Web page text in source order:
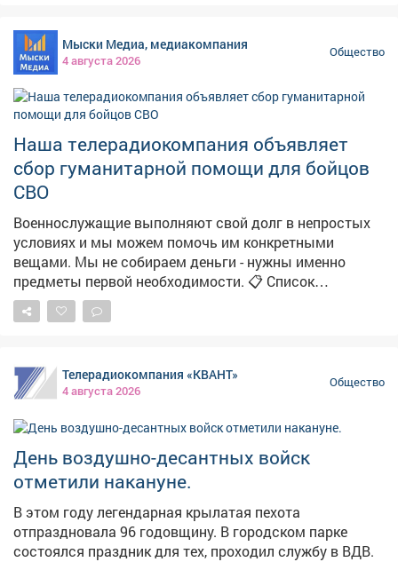
Павла Камбалина. Чему за время программы
научились её участники и что планируют делать
дальше в материале Анны Ушаковой.
Мыски Медиа, медиакомпания
4 августа 2026
Общество
Наша телерадиокомпания объявляет
сбор гуманитарной помощи для бойцов
СВО
Военнослужащие выполняют свой долг в непростых
условиях и мы можем помочь им конкретными
вещами. Мы не собираем деньги - нужны именно
предметы первой необходимости. 📋 Список
необходимого и телефоны для связи - в нашем видео.
💪 Давайте вместе поддержим наших защитников!
Телерадиокомпания «КВАНТ»
4 августа 2026
Общество
День воздушно-десантных войск
отметили накануне.
В этом году легендарная крылатая пехота
отпраздновала 96 годовщину. В городском парке
состоялся праздник для тех, проходил службу в ВДВ.